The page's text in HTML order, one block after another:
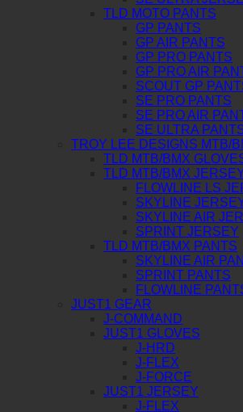
TLD MOTO PANTS
GP PANTS
GP AIR PANTS
GP PRO PANTS
GP PRO AIR
SCOUT GP
SE PRO PANTS
SE PRO AIR
SE ULTRA
TROY LEE DESIGNS MTB/
TLD MTB/BMX
TLD MTB/BMX
FLOWLINE LS
SKYLINE
SKYLINE AIR
SPRINT JERSEY
TLD MTB/BMX PANTS
SKYLINE AIR
SPRINT PANTS
FLOWLINE
JUST1 GEAR
J-COMMAND
JUST1 GLOVES
J-HRD
J-FLEX
J-FORCE
JUST1 JERSEY
J-FLEX